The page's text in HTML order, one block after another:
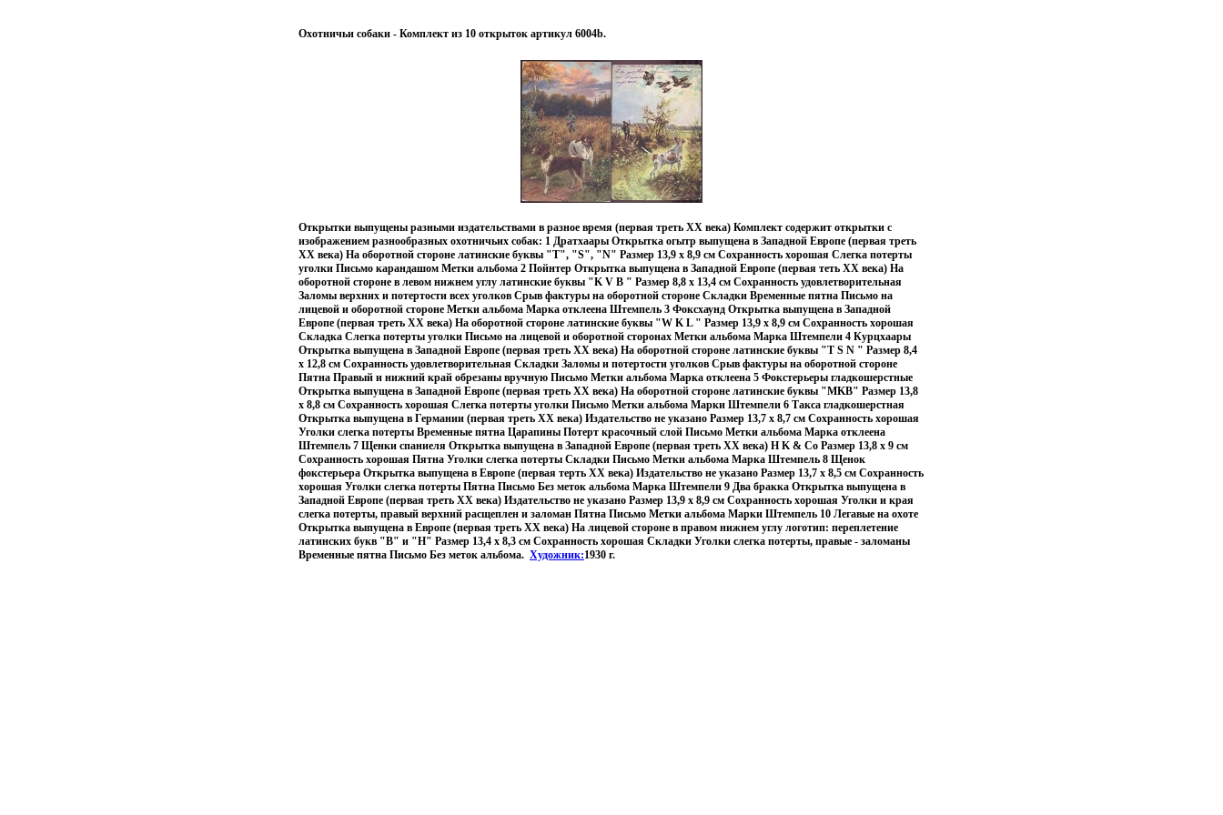
Охотничьи собаки - Комплект из 10 открыток артикул 6004b.
Открытки выпущены разными издательствами в разное время (первая треть ХХ века) Комплект содержит открытки с
изображением разнообразных охотничьих собак: 1 Дратхаары Открытка огытр выпущена в Западной Европе (первая треть
ХХ века) На оборотной стороне латинские буквы "T", "S", "N" Размер 13,9 х 8,9 см Сохранность хорошая Слегка потерты
уголки Письмо карандашом Метки альбома 2 Пойнтер Открытка выпущена в Западной Европе (первая теть ХХ века) На
оборотной стороне в левом нижнем углу латинские буквы "K V B " Размер 8,8 х 13,4 см Сохранность удовлетворительная
Заломы верхних и потертости всех уголков Срыв фактуры на оборотной стороне Складки Временные пятна Письмо на
лицевой и оборотной стороне Метки альбома Марка отклеена Штемпель 3 Фоксхаунд Открытка выпущена в Западной
Европе (первая треть ХХ века) На оборотной стороне латинские буквы "W K L " Размер 13,9 х 8,9 см Сохранность хорошая
Складка Слегка потерты уголки Письмо на лицевой и оборотной сторонах Метки альбома Марка Штемпели 4 Курцхаары
Открытка выпущена в Западной Европе (первая треть ХХ века) На оборотной стороне латинские буквы "T S N " Размер 8,4
х 12,8 см Сохранность удовлетворительная Складки Заломы и потертости уголков Срыв фактуры на оборотной стороне
Пятна Правый и нижний край обрезаны вручную Письмо Метки альбома Марка отклеена 5 Фокстерьеры гладкошерстные
Открытка выпущена в Западной Европе (первая треть ХХ века) На оборотной стороне латинские буквы "MKB" Размер 13,8
х 8,8 см Сохранность хорошая Слегка потерты уголки Письмо Метки альбома Марки Штемпели 6 Такса гладкошерстная
Открытка выпущена в Германии (первая треть ХХ века) Издательство не указано Размер 13,7 х 8,7 см Сохранность хорошая
Уголки слегка потерты Временные пятна Царапины Потерт красочный слой Письмо Метки альбома Марка отклеена
Штемпель 7 Щенки спаниеля Открытка выпущена в Западной Европе (первая треть ХХ века) H K & Co Размер 13,8 х 9 см
Сохранность хорошая Пятна Уголки слегка потерты Складки Письмо Метки альбома Марка Штемпель 8 Щенок
фокстерьера Открытка выпущена в Европе (первая терть ХХ века) Издательство не указано Размер 13,7 х 8,5 см Сохранность
хорошая Уголки слегка потерты Пятна Письмо Без меток альбома Марка Штемпели 9 Два бракка Открытка выпущена в
Западной Европе (первая треть ХХ века) Издательство не указано Размер 13,9 х 8,9 см Сохранность хорошая Уголки и края
слегка потерты, правый верхний расщеплен и заломан Пятна Письмо Метки альбома Марки Штемпель 10 Легавые на охоте
Открытка выпущена в Европе (первая треть ХХ века) На лицевой стороне в правом нижнем углу логотип: переплетение
латинских букв "B" и "H" Размер 13,4 х 8,3 см Сохранность хорошая Складки Уголки слегка потерты, правые - заломаны
Временные пятна Письмо Без меток альбома. Художник:1930 г.